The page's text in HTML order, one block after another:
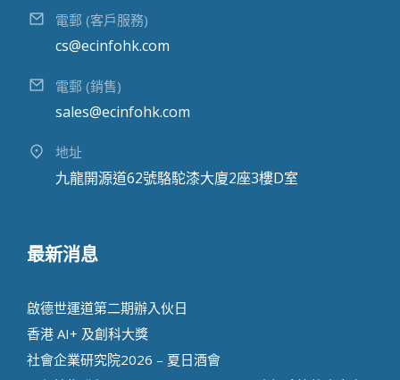
電郵 (客戶服務)
cs@ecinfohk.com
電郵 (銷售)
sales@ecinfohk.com
地址
九龍開源道62號駱駝漆大廈2座3樓D室
最新消息
啟德世運道第二期辦⼊伙⽇
香港 AI+ 及創科⼤獎
社會企業研究院2026 – 夏日酒會